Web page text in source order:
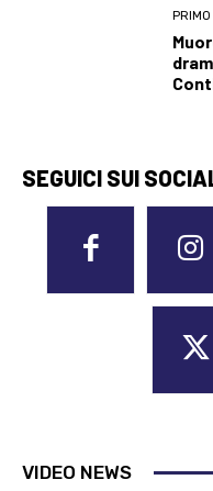
SEGUICI SUI
VIDEO NEWS